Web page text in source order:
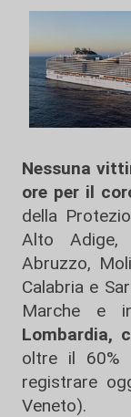
Nessuna
ore per il
della
Alto Adige,
Abruzzo,
Calabria e
Marche e
Lombardia,
oltre il 60%
registrare
Veneto).